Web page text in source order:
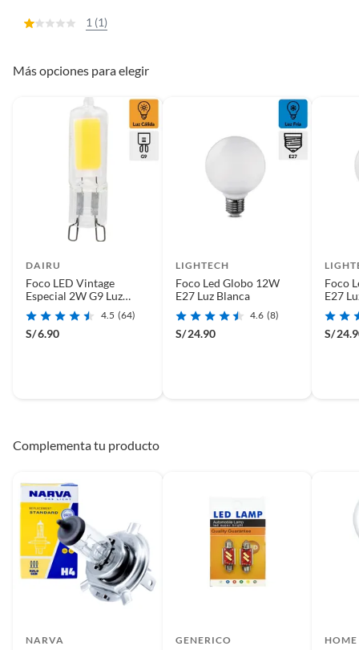
1 (1)
Más opciones para elegir
DAIRU
Foco LED Vintage
Especial 2W G9 Luz
Amarilla
4.5 (64)
S/6.90
LIGHTECH
Foco Led Globo 12W
E27 Luz Blanca
4.6 (8)
S/ 24.90
Foco
E27
S/
Complementa tu producto
NARVA GENERICO